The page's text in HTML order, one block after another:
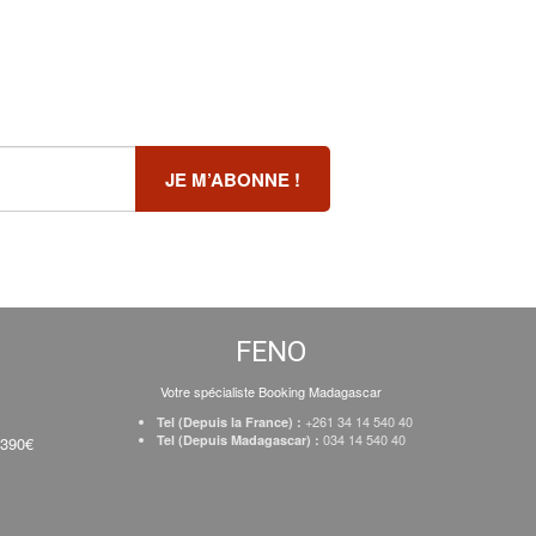
FENO
Votre spécialiste Booking Madagascar
Tel (Depuis la France) : +261 34 14 540 40
Tel (Depuis Madagascar) : 034 14 540 40